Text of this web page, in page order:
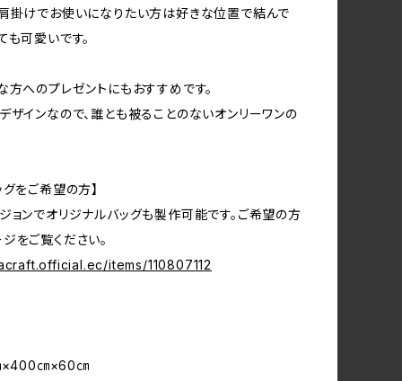
掛けでお使いになりたい方は好きな位置で結んで
も可愛いです。
方へのプレゼントにもおすすめです。
ザインなので、誰とも被ることのないオンリーワンの
をご希望の方】
ョンでオリジナルバッグも製作可能です。ご希望の方
をご覧ください。
items/110807112
×400㎝×60㎝